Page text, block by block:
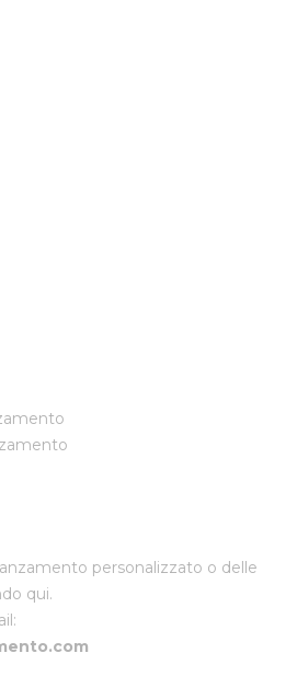
personalizzato o delle
qui.